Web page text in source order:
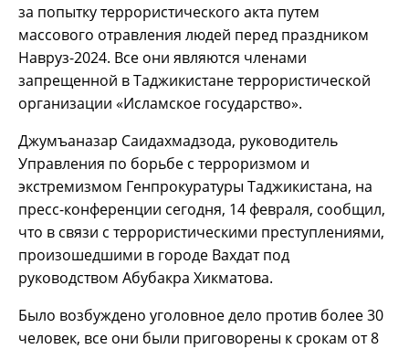
за попытку террористического акта путем
массового отравления людей перед праздником
Навруз-2024. Все они являются членами
запрещенной в Таджикистане террористической
организации «Исламское государство».
Джумъаназар Саидахмадзода, руководитель
Управления по борьбе с терроризмом и
экстремизмом Генпрокуратуры Таджикистана, на
пресс-конференции сегодня, 14 февраля, сообщил,
что в связи с террористическими преступлениями,
произошедшими в городе Вахдат под
руководством Абубакра Хикматова.
Было возбуждено уголовное дело против более 30
человек, все они были приговорены к срокам от 8